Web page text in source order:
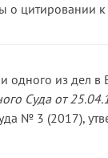
о цитировании
из дел в
Суда от
№ 3 (2017),